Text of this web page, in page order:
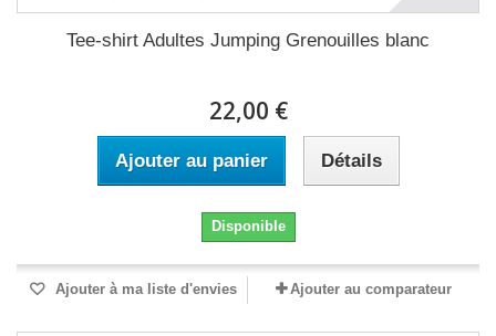
Tee-shirt Adultes Jumping Grenouilles blanc
22,00 €
Ajouter au panier Détails
Disponible
Ajouter à ma liste d'envies Ajouter au comparateur